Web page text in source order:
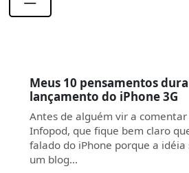
Meus 10 pensamentos
lançamento do iPhone 3G
Antes de alguém vir a
Infopod, que fique bem claro
falado do iPhone porque a
um blog…